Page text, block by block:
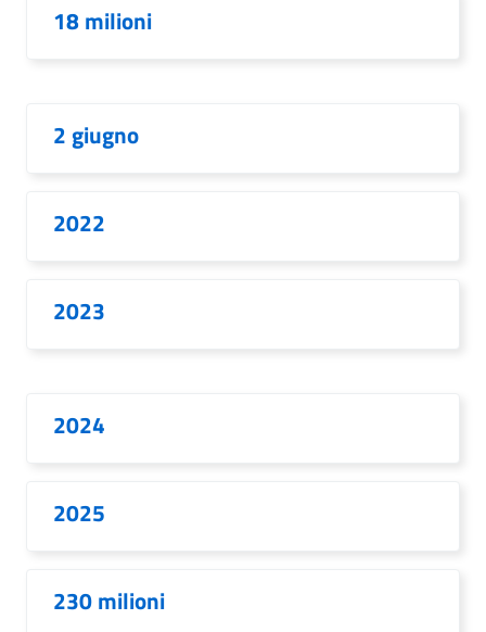
18 milioni
2 giugno
2022
2023
2024
2025
230 milioni